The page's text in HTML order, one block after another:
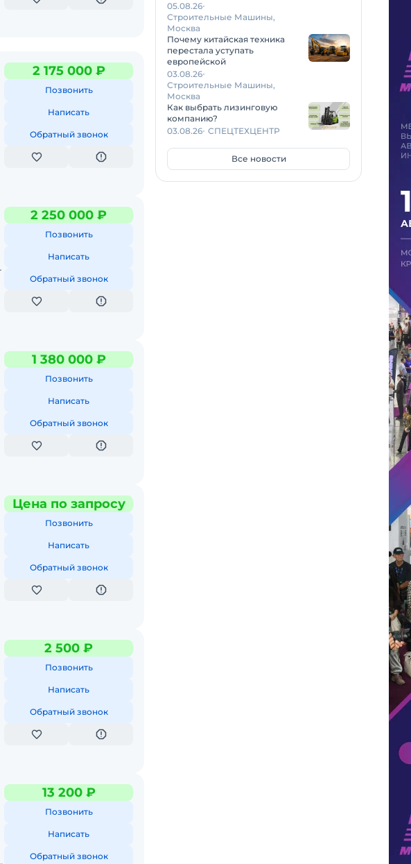
2 175 000 ₽
Позвонить
Написать
Обратный звонок
2 250 000 ₽
Позвонить
Написать
Обратный звонок
1 380 000 ₽
Позвонить
Написать
Обратный звонок
Цена по запросу
Позвонить
Написать
Обратный звонок
2 500 ₽
Позвонить
Написать
Обратный звонок
13 200 ₽
Позвонить
Написать
Обратный звонок
05.08.26
Строительные Машины,
Москва
Почему китайская техника
перестала уступать
европейской
03.08.26
Строительные Машины,
Москва
Как выбрать лизинговую
компанию?
03.08.26 СПЕЦТЕХЦЕНТР
Все новости